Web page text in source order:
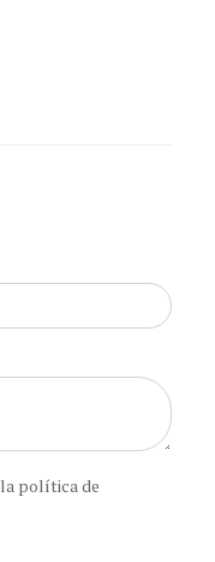
la política de